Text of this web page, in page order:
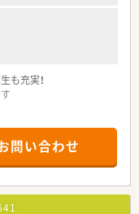
も充実！
問い合わせ